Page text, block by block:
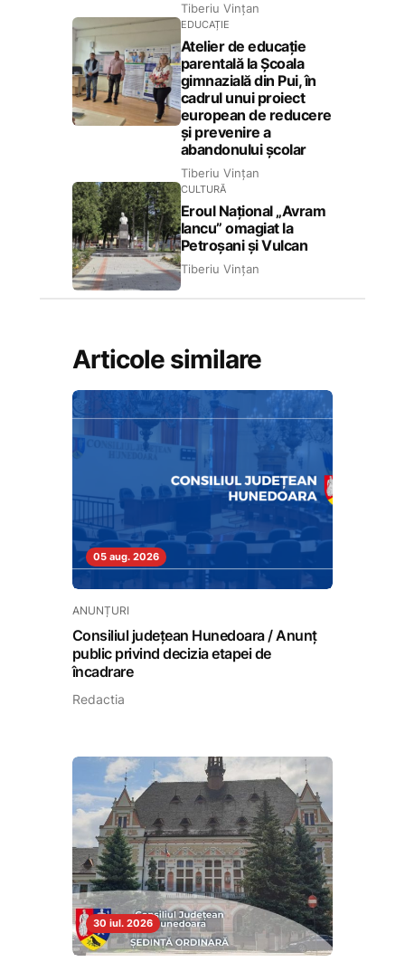
Tiberiu Vințan
EDUCAȚIE
Atelier de educație
parentală la Școala
gimnazială din Pui, în
cadrul unui proiect
european de reducere
și prevenire a
abandonului școlar
Tiberiu Vințan
CULTURĂ
Eroul Național „Avram
Iancu” omagiat la
Petroșani și Vulcan
Tiberiu Vințan
Articole similare
05 aug. 2026
ANUNȚURI
Consiliul județean Hunedoara / Anunț
public privind decizia etapei de
încadrare
Redactia
30 iul. 2026